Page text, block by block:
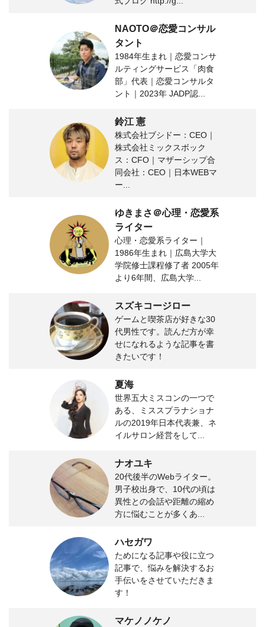
NAOTO＠恋愛コンサル
タント
1984年生まれ｜恋愛コンサ
ルティングサービス「肉食
部」代表｜恋愛コンサルタ
ント｜2023年 JADP認...
鈴江 憲
株式会社ブシドー：CEO｜
株式会社ミックスボック
ス：CFO｜マザーシップ合
同会社：CEO｜日本WEBマ
ー...
ゆきまさ＠心理・恋愛系
ライター
心理・恋愛系ライター｜
1986年生まれ｜広島大学大
学院修士課程修了者 2005年
より6年間、広島大学...
スズキコージロー
ゲームと喫茶店が好きな30
代男性です。読んだ方が幸
せになれるような記事を書
きたいです！
夏海
世界五大ミスコンの一つで
ある、ミススプラナショナ
ルの2019年日本代表兼、ネ
イルサロン経営をして...
ナオユキ
20代後半のWebライター。
男子校出身で、10代の頃は
異性との会話や距離の縮め
方に悩むことが多くあ...
ハセガワ
ためになる記事や役に立つ
記事で、悩みを解決するお
手伝いをさせていただきま
す！
マケノノケノ